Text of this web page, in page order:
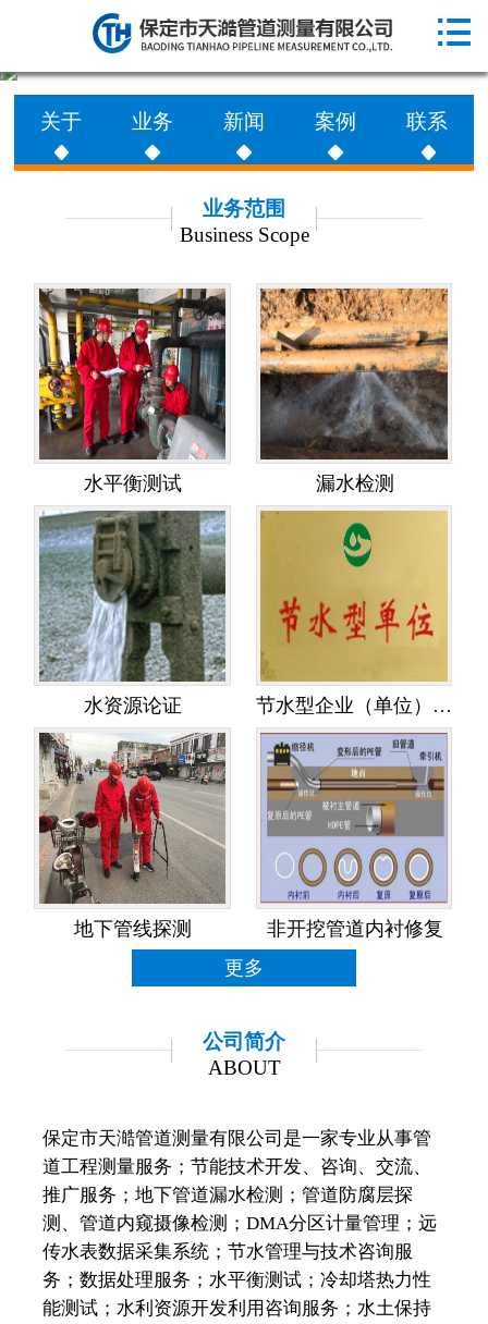
 网站首页
走进天澔
业务范围
联系天澔

关于 业务 新闻 案例 联系
业务范围
Business Scope
水平衡测试 漏水检测
水资源论证 节水型企业（单位）创建
地下管线探测
非开挖管道内衬修复
更多
公司简介
ABOUT
保定市天澔管道测量有限公司是一家专业从事管
道工程测量服务；节能技术开发、咨询、交流、
推广服务；地下管道漏水检测；管道防腐层探
测、管道内窥摄像检测；DMA分区计量管理；远
传水表数据采集系统；节水管理与技术咨询服
务；数据处理服务；水平衡测试；冷却塔热力性
能测试；水利资源开发利用咨询服务；水土保持